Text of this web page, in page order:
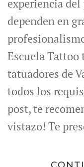
experiencia
dependen en
Escuela Tattoo
tatuadores de
todos los
post, te
vistazo! Te